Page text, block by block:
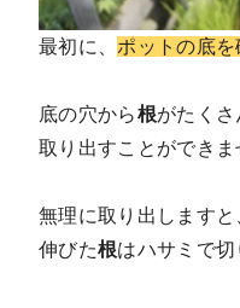
最初に、 ポットの底を
底の穴から根がたくさ
取り出すことができま
無理に取り出しますと
伸びた根はハサミで切